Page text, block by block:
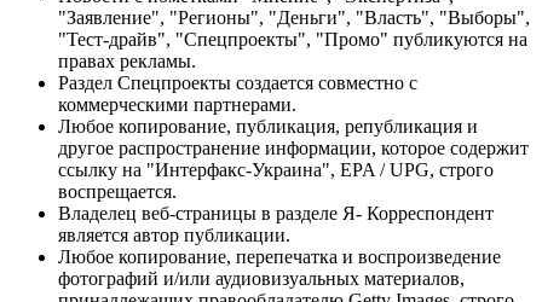
"Заявление", "Регионы", "Деньги", "Власть", "Выборы",
"Тест-драйв", "Спецпроекты", "Промо" публикуются на
правах рекламы.
Раздел Спецпроекты создается совместно с
коммерческими партнерами.
Любое копирование, публикация, републикация и
другое распространение информации, которое содержит
ссылку на "Интерфакс-Украина", EPA / UPG, строго
воспрещается.
Владелец веб-страницы в разделе Я- Корреспондент
является автор публикации.
Любое копирование, перепечатка и воспроизведение
фотографий и/или аудиовизуальных материалов,